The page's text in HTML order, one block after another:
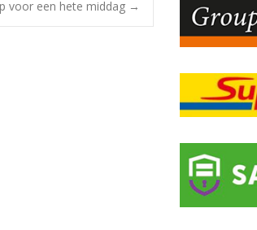
voor een hete middag →